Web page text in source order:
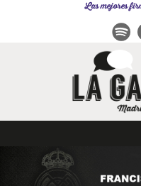
Las mejores